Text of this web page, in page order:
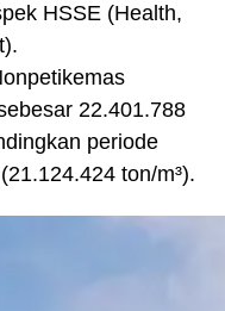
HSSE (Health,
22.401.788
periode
ton/m³).